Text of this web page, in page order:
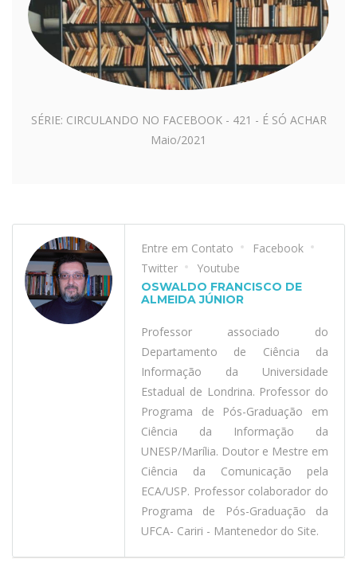
SÉRIE: CIRCULANDO NO FACEBOOK - 421 - É SÓ ACHAR
Maio/2021
Entre em Contato
Facebook
Twitter
Youtube
OSWALDO FRANCISCO DE
ALMEIDA JÚNIOR
Professor associado do
Departamento de Ciência da
Informação da Universidade
Estadual de Londrina. Professor do
Programa de Pós-Graduação em
Ciência da Informação da
UNESP/Marília. Doutor e Mestre em
Ciência da Comunicação pela
ECA/USP. Professor colaborador do
Programa de Pós-Graduação da
UFCA- Cariri - Mantenedor do Site.